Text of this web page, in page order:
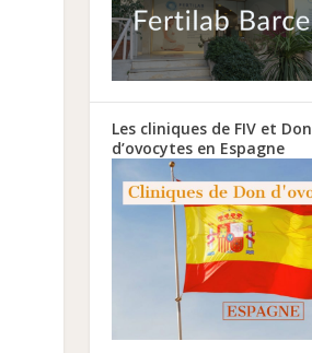
Les cliniques de FIV et Don
d’ovocytes en Espagne